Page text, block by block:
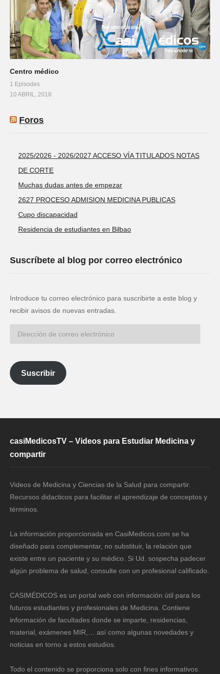
Centro médico
1 Episodes
10 ABRIL, 2018
Foros
2025/2026 - 2026/2027 ACCESO VÍA TITULADOS NOTAS
DE CORTE
Muchas dudas antes de empezar
2627 PROCESO ADMISION MEDICINA PUBLICAS
Cupo discapacidad
Residencia de estudiantes en Bilbao
Suscríbete al blog por correo electrónico
Introduce tu correo electrónico para suscribirte a este blog y
recibir avisos de nuevas entradas.
electrónico
Suscribir
casiMedicosTV – Videos para Estudiar Medicina y
compartir
Videos de Medicina y Ciencias de la Salud para compartir.
Recursos didacticos para facilitar el aprendizaje de conceptos y
términos.
La información proporcionada en CasiMedicos.com se ha
diseñado para complementar, no substituir, la relación que
existe entre un paciente y su médico. Si Ud. sospecha padecer
algún problema de salud, consulte con un profesional calificado.
CASIMÉDICOS es un portal web con información útil para los
futuros estudiantes y profesionales de Medicina. Contiene
información de facultades donde se imparte, residencias,
material, exámenes MIR,… así como algunas novedades y
noticias en torno a estos estudios.
Todo el contenido se proporciona solo con fines informativos.